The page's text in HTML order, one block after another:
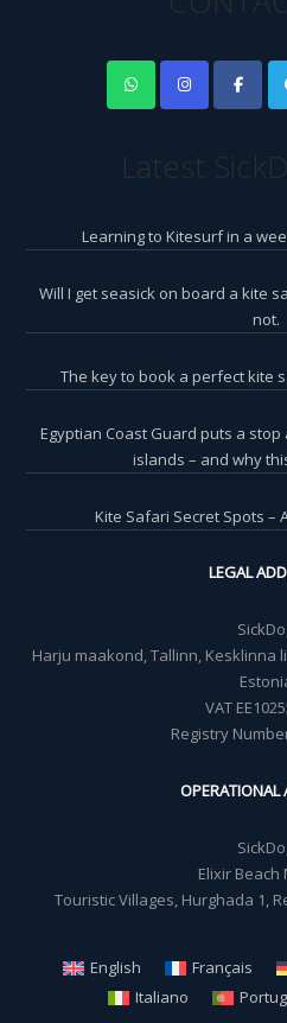
Latest
Learning to Kitesurf in a
Will I get seasick on board a kite
not.
The key to book a perfect kite
Egyptian Coast Guard puts a
islands – and why
Kite Safari Secret Spots –
LEGAL
Harju maakond, Tallinn, Kesklinna
VAT
Registry
OPERATIONAL
Elixir Beach
Touristic Villages, Hurghada 1,
English Français
Italiano